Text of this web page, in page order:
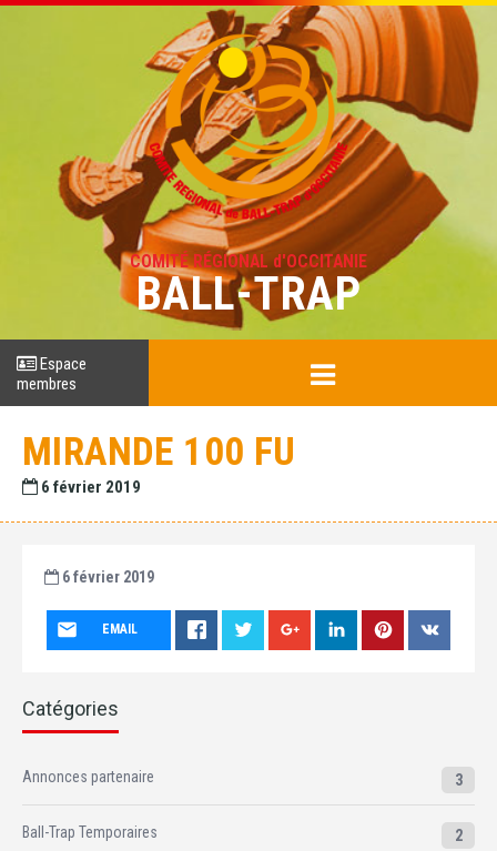
COMITÉ RÉGIONAL d'OCCITANIE
BALL-TRAP
Espace
membres
MIRANDE 100 FU
6 février 2019
6 février 2019
EMAIL
Catégories
Annonces partenaire 3
Ball-Trap Temporaires 2